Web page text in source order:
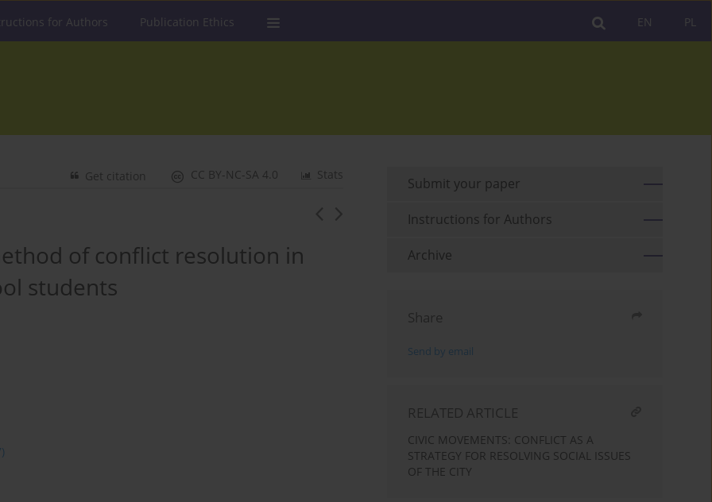
PL
EN
for Authors Publication Ethics
Stats
CC BY-NC-SA 4.0
Get citation
of conflict resolution in
students
Submit your paper
Instructions for Authors
Archive
Share
Send by email
RELATED ARTICLE
CIVIC MOVEMENTS: CONFLICT AS A
STRATEGY FOR RESOLVING SOCIAL ISSUES
OF THE CITY